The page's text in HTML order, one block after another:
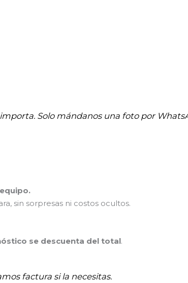
Solo mándanos una foto por
sin sorpresas ni costos ocultos.
se descuenta del total.
factura si la necesitas.